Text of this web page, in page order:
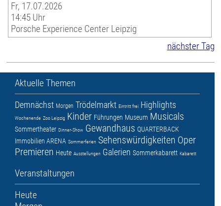
Fr, 17.07.2026
14:45 Uhr
Porsche Experience Center Leipzig
nächster Tag
Aktuelle Themen
Demnächst Morgen Trödelmarkt Eintritt frei Highlights
Wochenende Zoo Leipzig Kinder Führungen Museum Musicals
Sommertheater Dinner-Show Gewandhaus QUARTERBACK
Immobilien ARENA Sommerferien Sehenswürdigkeiten Oper
Premieren Heute Ausstellungen Galerien Sommerkabarett Kabarett
Veranstaltungen
Heute